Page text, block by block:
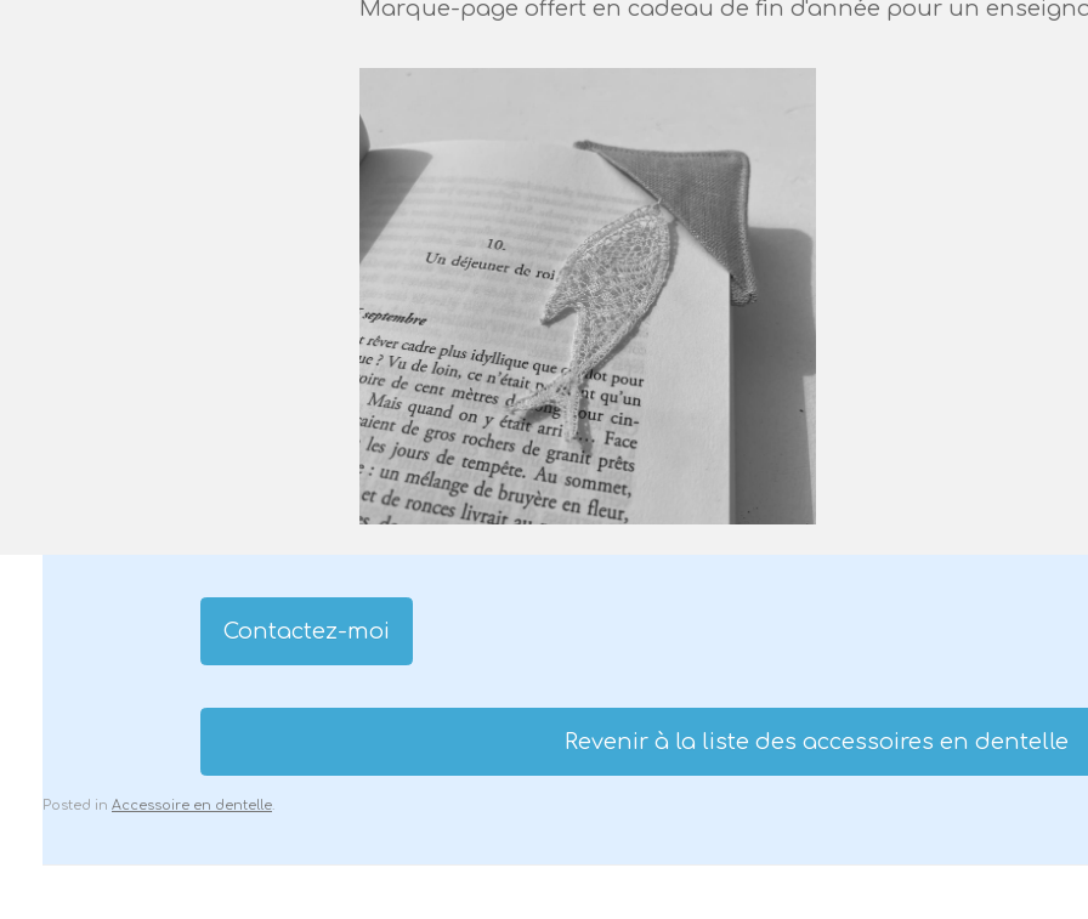
Marque-page offert en cadeau de fin d'année pour un
Contactez-moi
Revenir à la liste des accessoires en dentelle
Posted in Accessoire en dentelle.